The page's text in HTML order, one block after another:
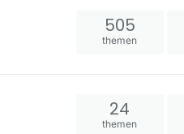
505
themen
24
themen